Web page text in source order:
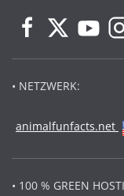
• NETZWERK:
animalfunfacts.net
• 100 % GREEN